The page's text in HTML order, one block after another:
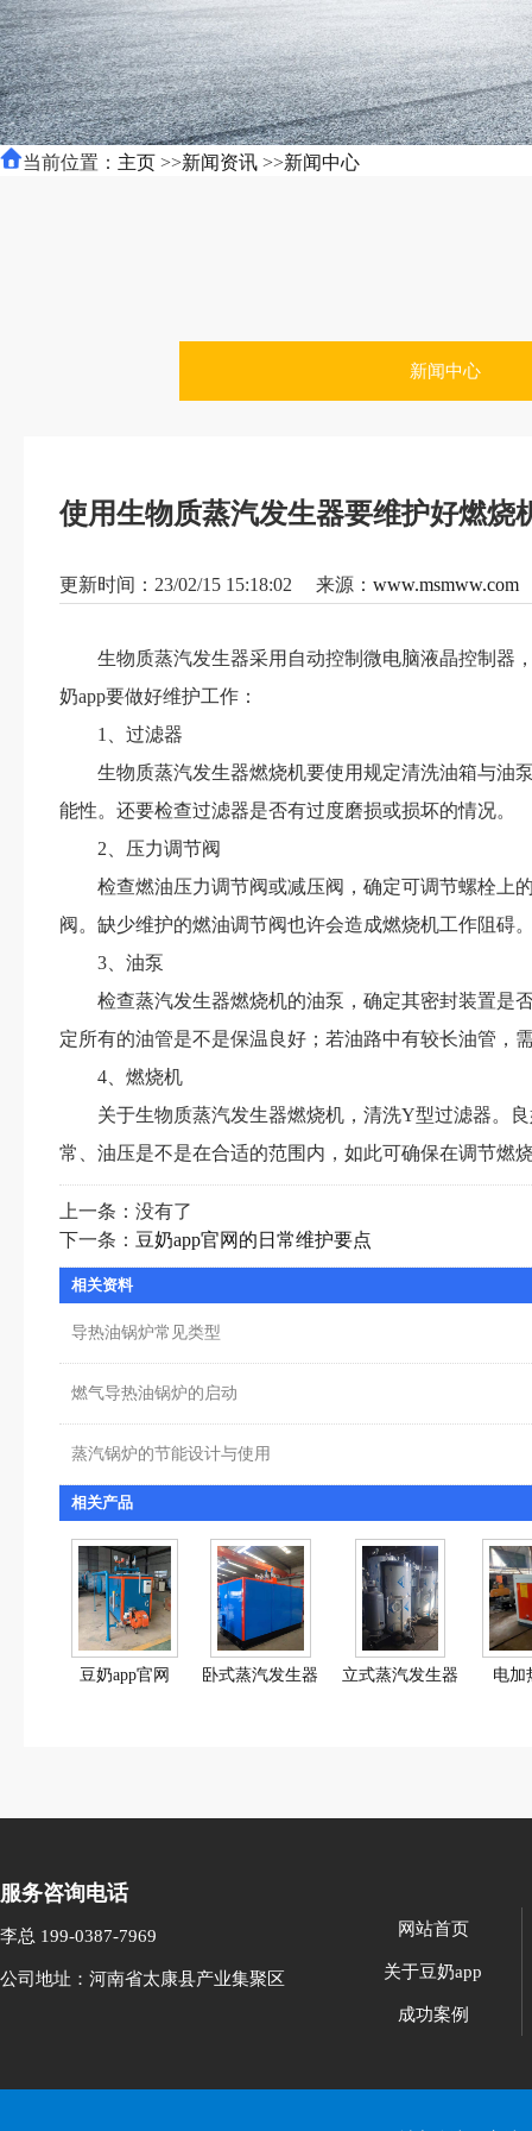
当前位置： 主页 >>新闻资讯 >>新闻中心
新闻中心
使用生物质蒸汽发生器要维护好燃烧
更新时间：23/02/15 15:18:02 来源： www.msmww.com
生物质蒸汽发生器采用自动控制微电脑液晶控制器，一
奶app要做好维护工作：
1、过滤器
生物质蒸汽发生器燃烧机要使用规定清洗油箱与油泵相
能性。还要检查过滤器是否有过度磨损或损坏的情况。
2、压力调节阀
检查燃油压力调节阀或减压阀，确定可调节螺栓上的
阀。缺少维护的燃油调节阀也许会造成燃烧机工作阻碍
3、油泵
检查蒸汽发生器燃烧机的油泵，确定其密封装置是否完好
定所有的油管是不是保温良好；若油路中有较长油管，
4、燃烧机
关于生物质蒸汽发生器燃烧机，清洗Y型过滤器。
常、油压是不是在合适的范围内，如此可确保在调节燃
上一条：没有了
下一条： 豆奶app官网的日常维护要点
相关资料
导热油锅炉常见类型
燃气导热油锅炉的启动
蒸汽锅炉的节能设计与使用
相关产品
豆奶app官网 卧式蒸汽发生器 立式蒸汽发生器 电加
服务咨询电话
李总 199-0387-7969
公司地址：河南省太康县产业集聚区
网站首页
关于豆奶app
成功案例